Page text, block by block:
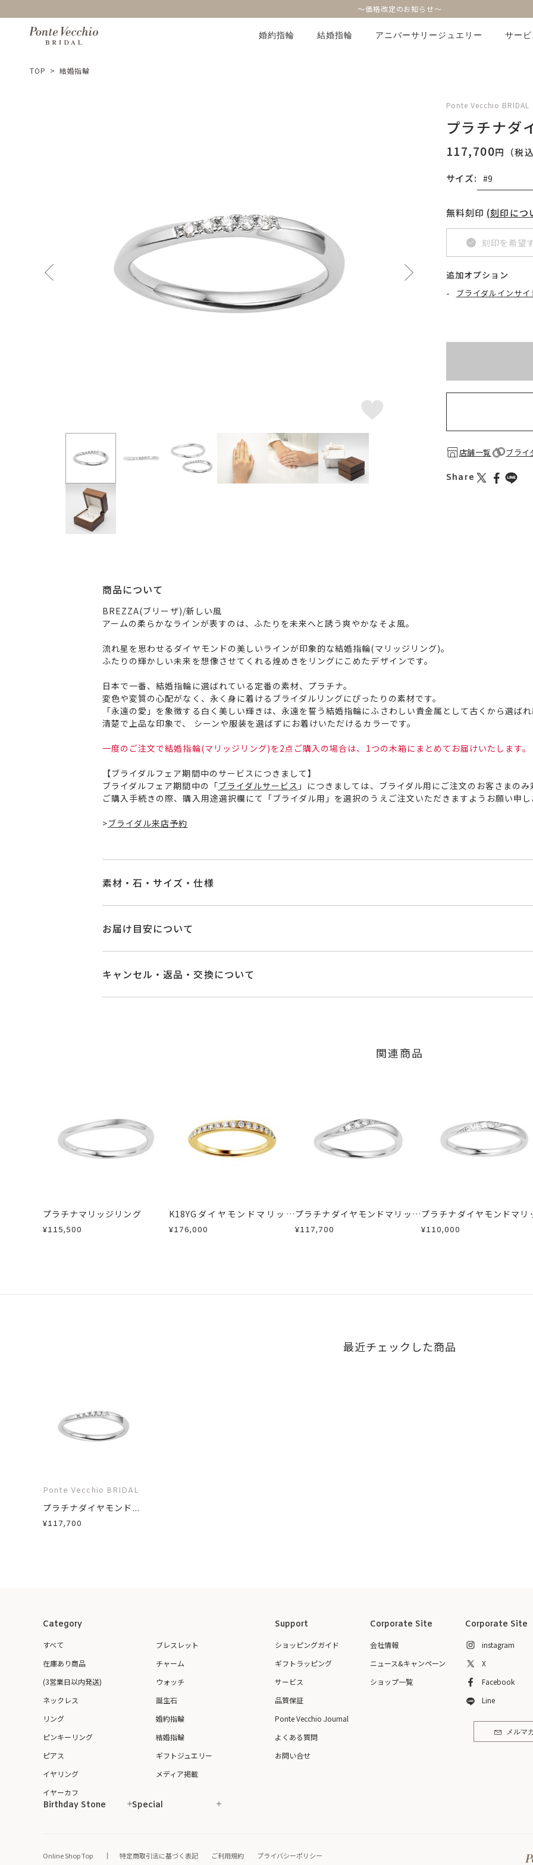
～価格改定のお知らせ～
婚約指輪 結婚指輪 アニバーサリージュエリー サー
TOP > 結婚指輪
Ponte Vecchio BRIDAL
プラチナダ
117,700円（税
サイズ:
無料刻印 (刻印につ
刻印を希望
追加オプション
-
ブライダルインサ
店舗一覧 ブライ
Share
商品について
BREZZA(ブリーザ)/新しい風
アームの柔らかなラインが表すのは、ふたりを未来へと誘う爽やかなそよ風。
流れ星を思わせるダイヤモンドの美しいラインが印象的な結婚指輪(マリッジリング)。
ふたりの輝かしい未来を想像させてくれる煌めきをリングにこめたデザインです。
日本で一番、結婚指輪に選ばれている定番の素材、プラチナ。
変色や変質の心配がなく、永く身に着けるブライダルリングにぴったりの素材です。
「永遠の愛」を象徴する白く美しい輝きは、永遠を誓う結婚指輪にふさわしい貴金属として古くから選ば
清楚で上品な印象で、 シーンや服装を選ばずにお着けいただけるカラーです。
一度のご注文で結婚指輪(マリッジリング)を2点ご購入の場合は、1つの木箱にまとめてお届けいたします。
【ブライダルフェア期間中のサービスにつきまして】
ブライダルフェア期間中の「ブライダルサービス 」につきましては、ブライダル用にご注文のお客さまの
ご購入手続きの際、購入用途選択欄にて「ブライダル用」を選択のうえご注文いただきますようお願い申
>ブライダル来店予約
素材・石・サイズ・仕様
素材 Pt950
刻印
インサイドストーン 可
刻印をお入れしない場合のお届け目安:約1ヶ月半
刻印字体 文字タイプA、文字タイプB、文字タイプCよりお選びいただけます。
お届け目安について
詳しくはこちら
キャンセル・返品・交換について
・刻印をお入れした商品
・販売期間が限定されている商品
・過度な交換・返品を繰り返している場合
詳細はこちら
関連商品
プラチナマリッジリング
¥115,500
K18YGダイヤモンドマリッジ
リング
¥176,000
プラチナダイヤモンドマリッジ
リング
¥117,700
プラチナダイヤモンドマリ
リング
¥110,000
最近チェックした商品
Ponte Vecchio BRIDAL
プラチナダイヤモンド...
¥117,700
Category
すべて
在庫あり商品
(3営業日以内発送)
ネックレス
リング
ピンキーリング
ピアス
イヤリング
イヤーカフ
ブレスレット
チャーム
ウォッチ
誕生石
婚約指輪
結婚指輪
ギフトジュエリー
メディア掲載
Support
ショッピングガイド
ギフトラッピング
サービス
品質保証
Ponte Vecchio Journal
よくある質問
お問い合せ
Corporate Site
会社情報
ニュース&キャンペーン
ショップ一覧
Corporate Site
instagram
X
Facebook
Line
メルマ
Birthday Stone Special
Online Shop Top 特定商取引法に基づく表記 ご利用規約
プライバシーポリシー